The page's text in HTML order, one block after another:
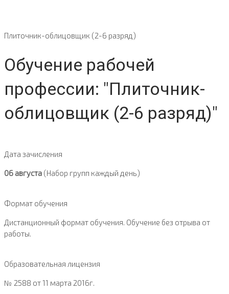
Плиточник-облицовщик (2-6 разряд)
Обучение рабочей
профессии: "Плиточник-
облицовщик (2-6 разряд)"
Дата зачисления
06 августа (Набор групп каждый день)
Формат обучения
Дистанционный формат обучения. Обучение без отрыва от
работы.
Образовательная лицензия
№ 2588 от 11 марта 2016г.